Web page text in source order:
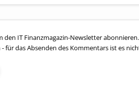
den IT Finanzmagazin-Newsletter
für das Absenden des Kommentars ist es